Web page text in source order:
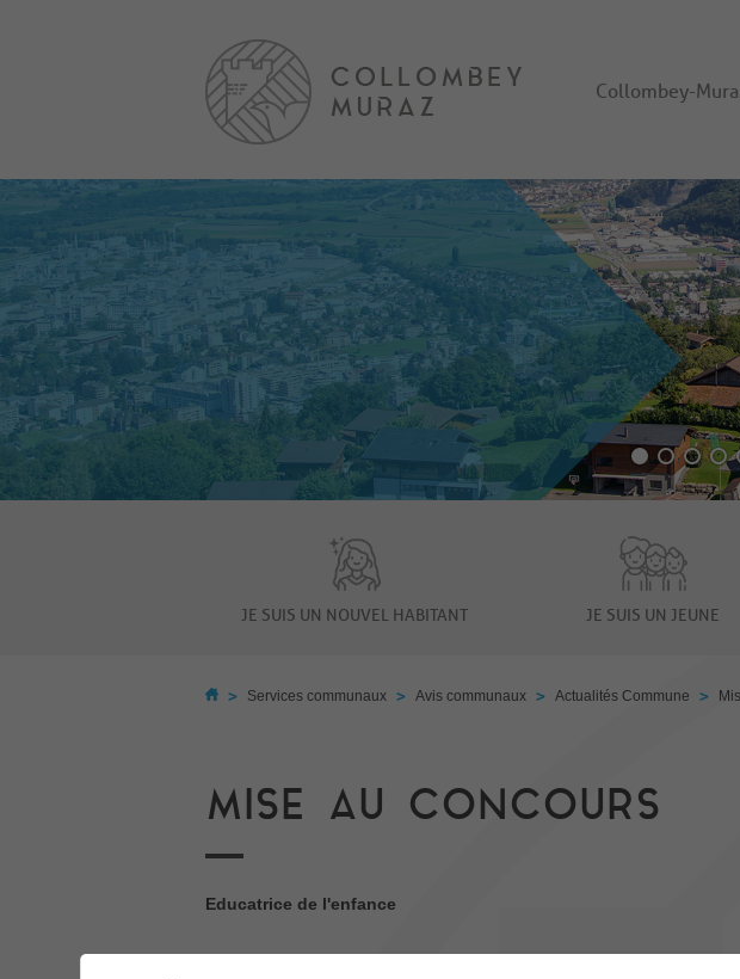
Collombey-
JE SUIS UN NOUVEL HABITANT JE SUIS UN JEUNE
> Services communaux > Avis communaux > Actualités Commune >
MISE AU CONCOURS
Educatrice de l'enfance